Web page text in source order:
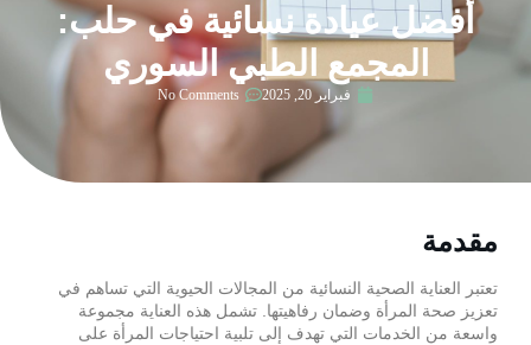
أفضل عيادة نسائية في حلب:
المجمع الطبي السوري
فبراير 20, 2025 No Comments
مقدمة
تعتبر العناية الصحية النسائية من المجالات الحيوية التي تساهم في
تعزيز صحة المرأة وضمان رفاهيتها. تشمل هذه العناية مجموعة
واسعة من الخدمات التي تهدف إلى تلبية احتياجات المرأة على